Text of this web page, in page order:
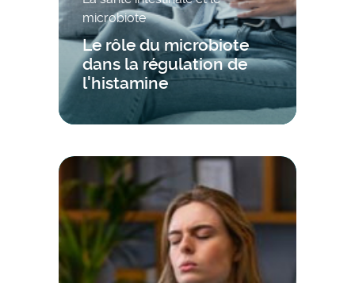
microbiote
Le rôle du microbiote
dans la régulation de
l'histamine